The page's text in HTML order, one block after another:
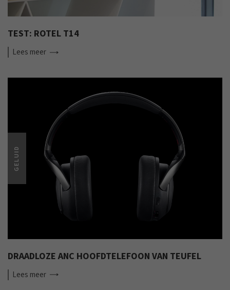
TEST: ROTEL T14
Lees meer
GELUID
DRAADLOZE ANC HOOFDTELEFOON VAN TEUFEL
Lees meer